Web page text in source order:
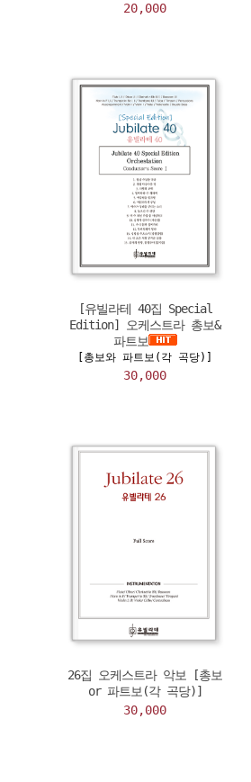
20,000
[유빌라테 40집 Special
Edition] 오케스트라 총보&
파트보
[총보와 파트보(각 곡당)]
30,000
26집 오케스트라 악보 [총보
or 파트보(각 곡당)]
30,000